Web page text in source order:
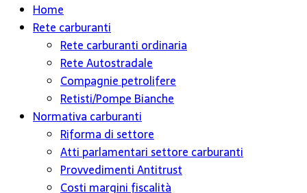
Home
Rete carburanti
Rete carburanti ordinaria
Rete Autostradale
Compagnie petrolifere
Retisti/Pompe Bianche
Normativa carburanti
Riforma di settore
Atti parlamentari settore carburanti
Provvedimenti Antitrust
Costi margini fiscalità